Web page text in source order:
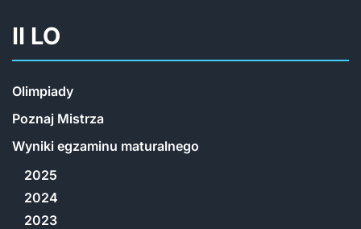
II LO
Olimpiady
Poznaj Mistrza
Wyniki egzaminu maturalnego
2025
2024
2023